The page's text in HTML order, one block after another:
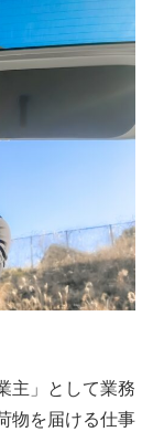
主」として業務
物を届ける仕事